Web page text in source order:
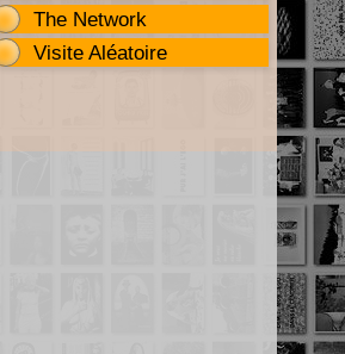
The Network
Visite Aléatoire